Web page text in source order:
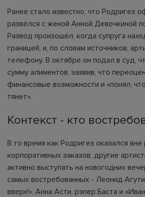
Ранее стало известно, что Родригез
развёлся с женой Анной Девочкиной
Развод произошёл, когда супруга
границей, и, по словам источников,
телефону. В октябре он подал в суд,
сумму алиментов, заявив, что
финансовые возможности и «понял,
тянет».
Контекст - кто
В то время как Родригез оказался вне
корпоративных заказов, другие
активно выступать на новогодних
самых востребованных - Леонид
вверх!», Анна Асти, рэпер Баста и